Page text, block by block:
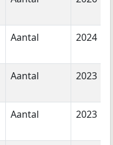
Aantal 2024
Aantal 2023
Aantal 2023